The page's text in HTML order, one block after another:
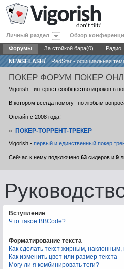
Личный раздел Обзор
Форумы За стойкой бара(0) Радио
NEWSFLASH! RedStar - официальная
ПОКЕР ФОРУМ ПОКЕР
Vigorish - интернет сообщество игроков в
В котором всегда помогут по любым
Онлайн с 2008 года!
»ПОКЕР-ТОРРЕНТ-ТРЕКЕР
Vigorish -первый и единственный покер
Сейчас к нему подключено63 сидеров и9
Вступление
Что такое BBCode?
Форматирование текста
Как сделать текст жирным,
Как изменить цвет или размер текста
Могу ли я комбинировать теги?